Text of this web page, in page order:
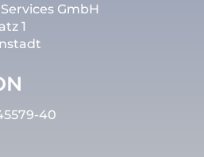
Services GmbH
1
40